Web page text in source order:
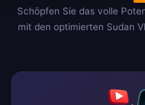
Schöpfen Sie das volle
mit den optimierten Sudan